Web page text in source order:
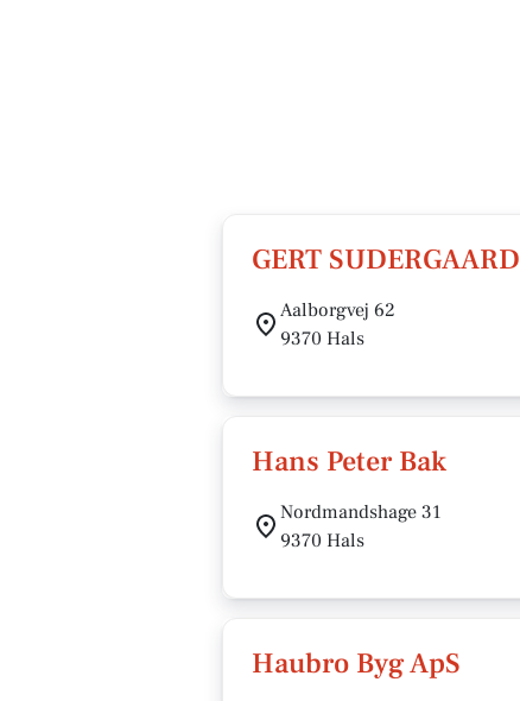
GERT SUDERGAARD
Aalborgvej 62
9370 Hals
Hans Peter Bak
Nordmandshage 31
9370 Hals
Haubro Byg ApS